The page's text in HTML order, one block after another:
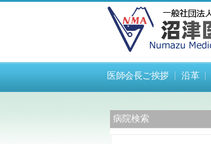
医師会長ご挨拶 沿革
病院検索